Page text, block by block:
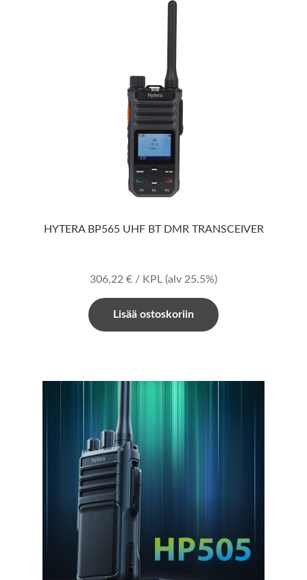
HYTERA BP565 UHF BT DMR TRANSCEIVER
306,22 € / KPL (alv 25.5%)
Lisää ostoskoriin